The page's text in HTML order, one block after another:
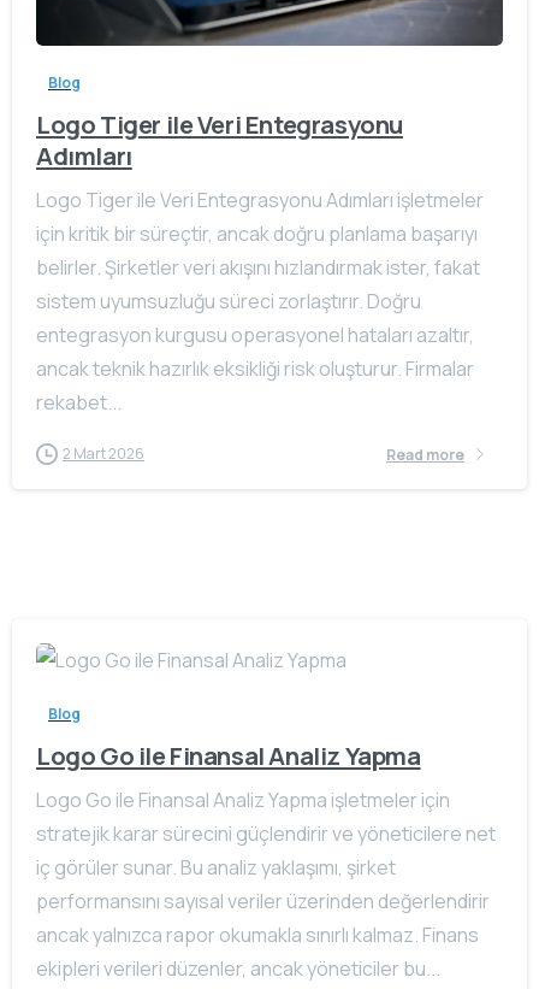
Blog
Logo Tiger ile Veri Entegrasyonu
Adımları
Logo Tiger ile Veri Entegrasyonu Adımları işletmeler
için kritik bir süreçtir, ancak doğru planlama başarıyı
belirler. Şirketler veri akışını hızlandırmak ister, fakat
sistem uyumsuzluğu süreci zorlaştırır. Doğru
entegrasyon kurgusu operasyonel hataları azaltır,
ancak teknik hazırlık eksikliği risk oluşturur. Firmalar
rekabet...
2 Mart 2026 Read more
Blog
Logo Go ile Finansal Analiz Yapma
Logo Go ile Finansal Analiz Yapma işletmeler için
stratejik karar sürecini güçlendirir ve yöneticilere net
iç görüler sunar. Bu analiz yaklaşımı, şirket
performansını sayısal veriler üzerinden değerlendirir
ancak yalnızca rapor okumakla sınırlı kalmaz. Finans
ekipleri verileri düzenler, ancak yöneticiler bu...